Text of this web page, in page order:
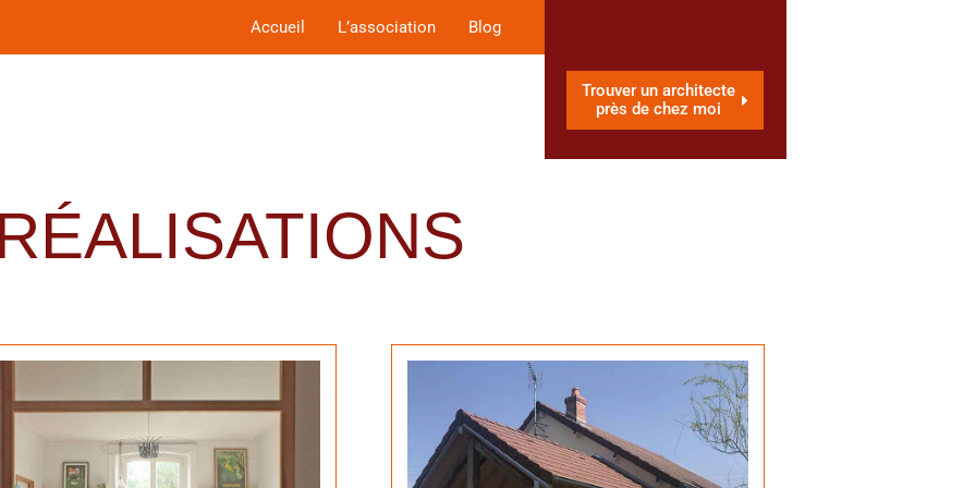
Accueil L’association Blog
Trouver un architecte
près de chez moi